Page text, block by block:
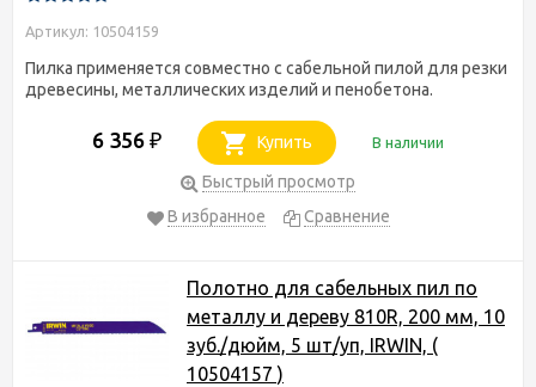
Артикул: 10504159
Пилка применяется совместно с сабельной пилой для резки
древесины, металлических изделий и пенобетона.
6 356 ₽ Купить В наличии
Быстрый просмотр
В избранное
Сравнение
Полотно для сабельных пил по
металлу и дереву 810R, 200 мм, 10
зуб./дюйм, 5 шт/уп, IRWIN, (
10504157 )